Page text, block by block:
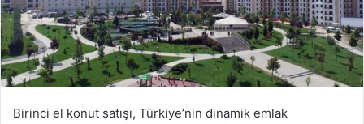
a
g
ö
n
d
Birinci el konut satışı, Türkiye’nin dinamik emlak